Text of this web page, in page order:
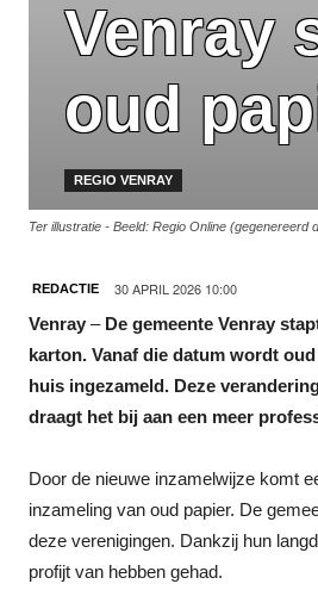
Venray
oud
REGIO VENRAY
Ter illustratie - Beeld: Regio Online (gegenereerd
REDACTIE 30 APRIL 2026 10:00
Venray – De gemeente Venray
karton. Vanaf die datum wordt
huis ingezameld. Deze
draagt het bij aan een meer
Door de nieuwe inzamelwijze komt
inzameling van oud papier. De
deze verenigingen. Dankzij hun
profijt van hebben gehad.